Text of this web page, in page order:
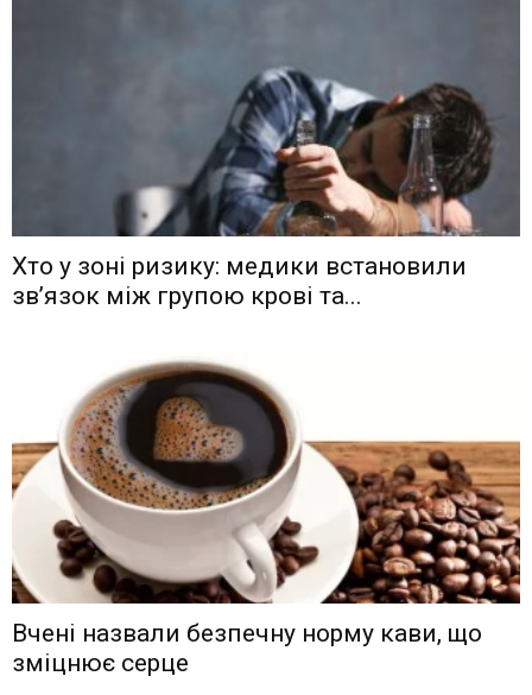
Хто у зоні ризику: медики встановили
зв’язок між групою крові та...
Вчені назвали безпечну норму кави, що
зміцнює серце